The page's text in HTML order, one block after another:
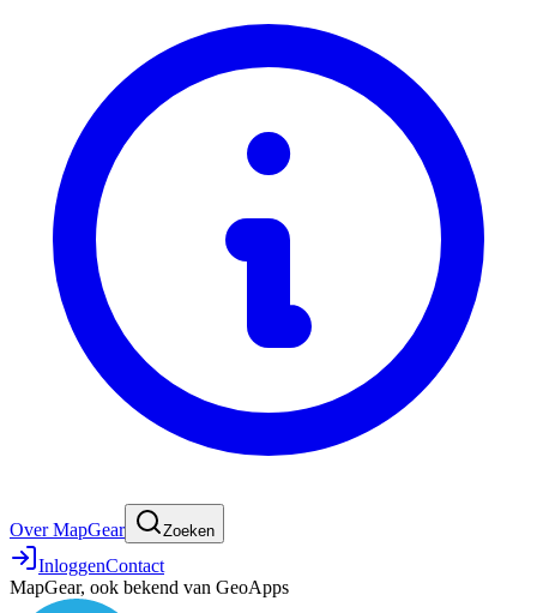
Over MapGear Zoeken
InloggenContact
MapGear, ook bekend van GeoApps